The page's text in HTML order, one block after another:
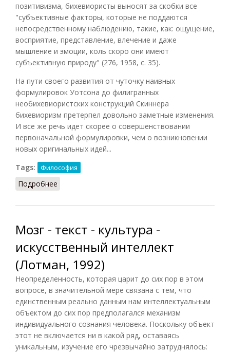
позитивизма, бихевиористы выносят за скобки все
"субъективные факторы, которые не поддаются
непосредственному наблюдению, такие, как: ощущение,
восприятие, представление, влечение и даже
мышление и эмоции, коль скоро они имеют
субъективную природу" (276, 1958, с. 35).
На пути своего развития от чуточку наивных
формулировок Уотсона до филигранных
необихевиористских конструкций Скиннера
бихевиоризм претерпел довольно заметные изменения.
И все же речь идет скорее о совершенствовании
первоначальной формулировки, чем о возникновении
новых оригинальных идей...
Tags:
Философия
Подробнее
Мозг - текст - культура -
искусственный интеллект
(Лотман, 1992)
Неопределенность, которая царит до сих пор в этом
вопросе, в значительной мере связана с тем, что
единственным реально данным нам интеллектуальным
объектом до сих пор предполагался механизм
индивидуального сознания человека. Поскольку объект
этот не включается ни в какой ряд, оставаясь
уникальным, изучение его чрезвычайно затруднялось: